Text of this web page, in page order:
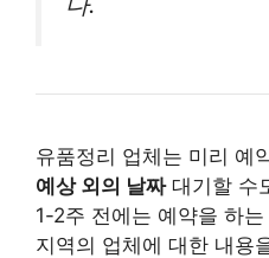
유품정리 업체는 미리 예
예상 외의 날짜대기할 수
1-2주 전에는 예약을 하
지역의 업체에 대한 내용